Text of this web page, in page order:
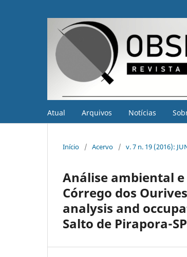
Atual Arquivos Notícias
Início / Acervo / v. 7 n. 19 (2016):
Análise ambiental e
Córrego dos
analysis and
Salto de Pirapora-SP